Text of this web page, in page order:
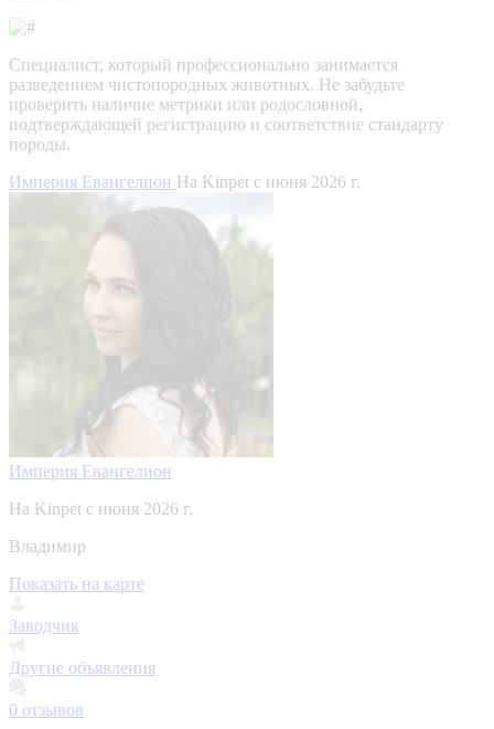
Специалист, который профессионально занимается
разведением чистопородных животных. Не забудьте
проверить наличие метрики или родословной,
подтверждающей регистрацию и соответствие стандарту
породы.
Империя Евангелион На Kinpet c июня 2026 г.
Империя Евангелион
На Kinpet c июня 2026 г.
Владимир
Показать на карте
Заводчик
Другие объявления
0 отзывов